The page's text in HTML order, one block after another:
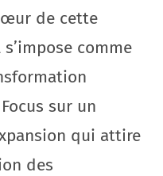
de cette
comme
sur un
qui attire
des